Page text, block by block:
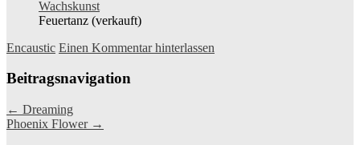
Feuertanz (verkauft)
Encaustic Einen Kommentar hinterlassen
Beitragsnavigation
← Dreaming
Phoenix Flower →